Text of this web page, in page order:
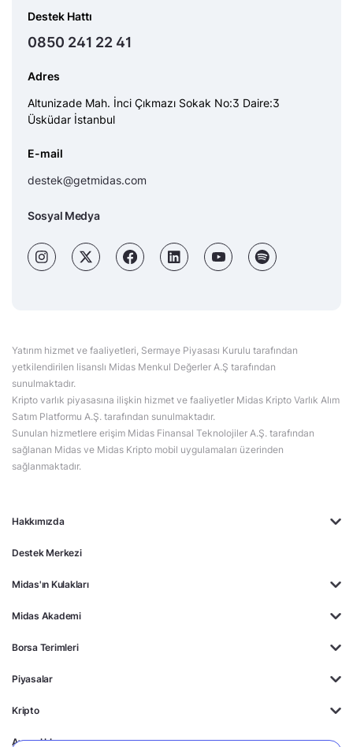
Hakkımızda
Destek Merkezi
Midas'ın Kulakları
Midas Akademi
Borsa Terimleri
Piyasalar
Kripto
Ayrıcalıklar
Destek Hattı
0850 241 22 41
Adres
Altunizade Mah. İnci Çıkmazı Sokak No:3 Daire:3
Üsküdar İstanbul
E-mail
destek@getmidas.com
Sosyal Medya
Yatırım hizmet ve faaliyetleri, Sermaye Piyasası Kurulu tarafından
yetkilendirilen lisanslı Midas Menkul Değerler A.Ş tarafından
sunulmaktadır.
Kripto varlık piyasasına ilişkin hizmet ve faaliyetler Midas Kripto Varlık Alım
Satım Platformu A.Ş. tarafından sunulmaktadır.
Sunulan hizmetlere erişim Midas Finansal Teknolojiler A.Ş. tarafından
sağlanan Midas ve Midas Kripto mobil uygulamaları üzerinden
sağlanmaktadır.